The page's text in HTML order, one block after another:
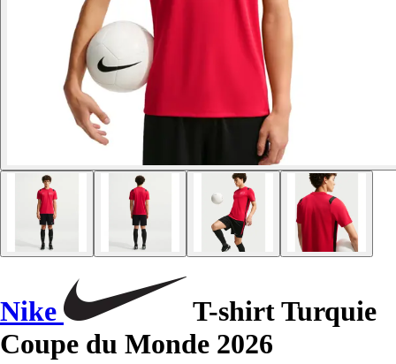
Nike
T-shirt Turquie
Coupe du Monde 2026